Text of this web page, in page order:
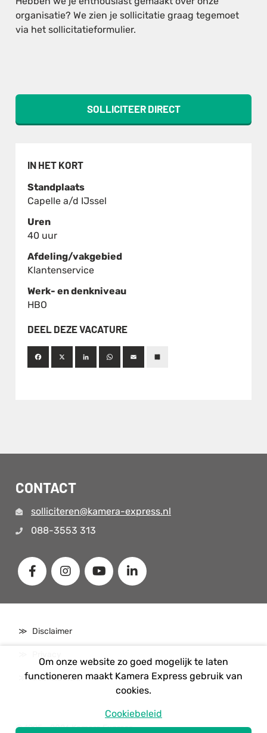
Om onze website zo goed mogelijk te laten
functioneren maakt Kamera Express gebruik van
cookies.
Cookiebeleid
organisatie? We zien je sollicitatie graag tegemoet
via het sollicitatieformulier.
SOLLICITEER DIRECT
IN HET KORT
Standplaats
Capelle a/d IJssel
Uren
40 uur
Afdeling/vakgebied
Klantenservice
Werk- en denkniveau
HBO
DEEL DEZE VACATURE
CONTACT
solliciteren@kamera-express.nl
088-3553 313
Disclaimer
Cookiebeleid
© 1995 - 2026 Kamera Express